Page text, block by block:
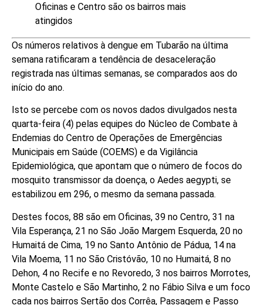
Oficinas e Centro são os bairros mais
atingidos
Os números relativos à dengue em Tubarão na última
semana ratificaram a tendência de desaceleração
registrada nas últimas semanas, se comparados aos do
início do ano.
Isto se percebe com os novos dados divulgados nesta
quarta-feira (4) pelas equipes do Núcleo de Combate à
Endemias do Centro de Operações de Emergências
Municipais em Saúde (COEMS) e da Vigilância
Epidemiológica, que apontam que o número de focos do
mosquito transmissor da doença, o Aedes aegypti, se
estabilizou em 296, o mesmo da semana passada.
Destes focos, 88 são em Oficinas, 39 no Centro, 31 na
Vila Esperança, 21 no São João Margem Esquerda, 20 no
Humaitá de Cima, 19 no Santo Antônio de Pádua, 14 na
Vila Moema, 11 no São Cristóvão, 10 no Humaitá, 8 no
Dehon, 4 no Recife e no Revoredo, 3 nos bairros Morrotes,
Monte Castelo e São Martinho, 2 no Fábio Silva e um foco
cada nos bairros Sertão dos Corrêa, Passagem e Passo